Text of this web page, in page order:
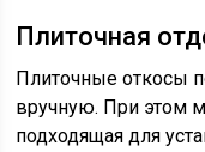
Плиточная
Плиточные откосы
вручную. При этом
подходящая для